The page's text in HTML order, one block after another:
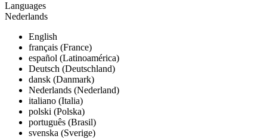
Languages
Nederlands
English
français (France)
español (Latinoamérica)
Deutsch (Deutschland)
dansk (Danmark)
Nederlands (Nederland)
italiano (Italia)
polski (Polska)
português (Brasil)
svenska (Sverige)